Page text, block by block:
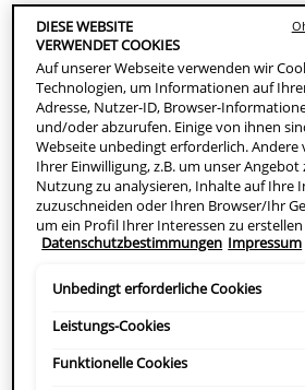
CANADA
CENTRAL AMERICA
BRAZIL
CHILE
MEXICO
PERU
URUGUAY
ASIA
AUSTRALIA
MAINLAND CHINA
HONG KONG SAR
DIESE WEBSITE
VERWENDET COOKIES
Auf unserer Webseite verwenden wir
Technologien, um Informationen auf
Adresse, Nutzer-ID, Browser-
und/oder abzurufen. Einige von ihnen
Webseite unbedingt erforderlich.
Ihrer Einwilligung, z.B. um unser
Nutzung zu analysieren, Inhalte auf Ihre
zuzuschneiden oder Ihren Browser/Ihr
um ein Profil Ihrer Interessen zu
Werbung auf anderen Onlineangeboten
ablehnen ("Ohne Einwilligung fortfahren")
("Auswahl speichern"). Zudem können
(unter dem Link "Cookie-Einstellungen")
nachträglich anpassen. Weitere
Datenschutzbestimmungen Impressum
Unbedingt erforderliche Cookies
Leistungs-Cookies
Funktionelle Cookies